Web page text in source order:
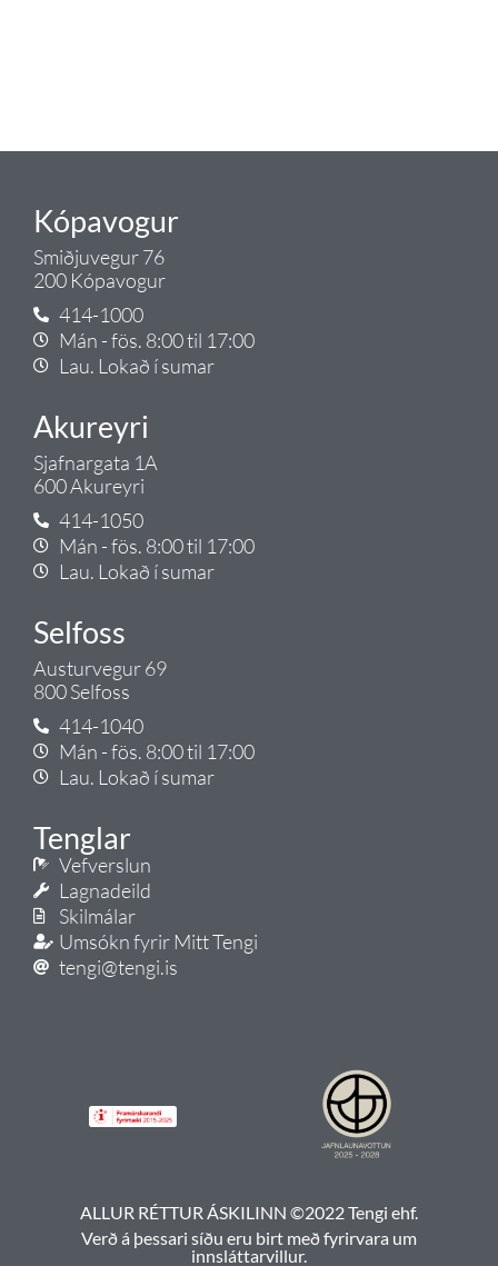
Kópavogur
Smiðjuvegur 76
200 Kópavogur
414-1000
Mán - fös. 8:00 til 17:00
Lau. Lokað í sumar
Akureyri
Sjafnargata 1A
600 Akureyri
414-1050
Mán - fös. 8:00 til 17:00
Lau. Lokað í sumar
Selfoss
Austurvegur 69
800 Selfoss
414-1040
Mán - fös. 8:00 til 17:00
Lau. Lokað í sumar
Tenglar
Vefverslun
Lagnadeild
Skilmálar
Umsókn fyrir Mitt Tengi
tengi@tengi.is
ALLUR RÉTTUR ÁSKILINN ©2022 Tengi ehf.
Verð á þessari síðu eru birt með fyrirvara um
innsláttarvillur.